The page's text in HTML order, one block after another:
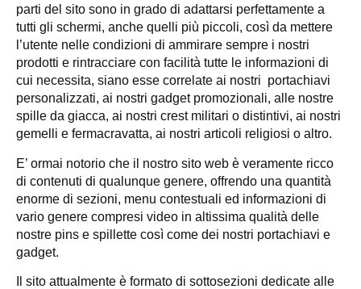
parti del sito sono in grado di adattarsi perfettamente a
tutti gli schermi, anche quelli più piccoli, così da mettere
l’utente nelle condizioni di ammirare sempre i nostri
prodotti e rintracciare con facilità tutte le informazioni di
cui necessita, siano esse correlate ai nostri portachiavi
personalizzati, ai nostri gadget promozionali, alle nostre
spille da giacca, ai nostri crest militari o distintivi, ai nostri
gemelli e fermacravatta, ai nostri articoli religiosi o altro.
E’ ormai notorio che il nostro sito web è veramente ricco
di contenuti di qualunque genere, offrendo una quantità
enorme di sezioni, menu contestuali ed informazioni di
vario genere compresi video in altissima qualità delle
nostre pins e spillette così come dei nostri portachiavi e
gadget.
Il sito attualmente è formato di sottosezioni dedicate alle